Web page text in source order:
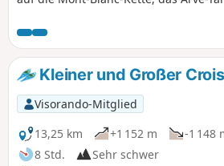
Kleiner und Großer
Visorando-Mitglied
13,25 km
+1 152 m
-1 148
8 Std.
Sehr schwer